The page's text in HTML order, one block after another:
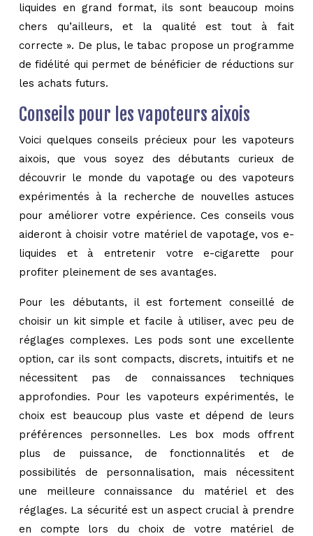
liquides en grand format, ils sont beaucoup moins
chers qu’ailleurs, et la qualité est tout à fait
correcte ». De plus, le tabac propose un programme
de fidélité qui permet de bénéficier de réductions sur
les achats futurs.
Conseils pour les vapoteurs aixois
Voici quelques conseils précieux pour les vapoteurs
aixois, que vous soyez des débutants curieux de
découvrir le monde du vapotage ou des vapoteurs
expérimentés à la recherche de nouvelles astuces
pour améliorer votre expérience. Ces conseils vous
aideront à choisir votre matériel de vapotage, vos e-
liquides et à entretenir votre e-cigarette pour
profiter pleinement de ses avantages.
Pour les débutants, il est fortement conseillé de
choisir un kit simple et facile à utiliser, avec peu de
réglages complexes. Les pods sont une excellente
option, car ils sont compacts, discrets, intuitifs et ne
nécessitent pas de connaissances techniques
approfondies. Pour les vapoteurs expérimentés, le
choix est beaucoup plus vaste et dépend de leurs
préférences personnelles. Les box mods offrent
plus de puissance, de fonctionnalités et de
possibilités de personnalisation, mais nécessitent
une meilleure connaissance du matériel et des
réglages. La sécurité est un aspect crucial à prendre
en compte lors du choix de votre matériel de